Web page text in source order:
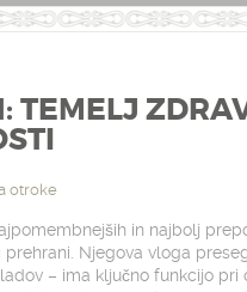
TEMELJ
otroke
in najbolj
prehrani. Njegova vloga
– ima ključno funkcijo pri